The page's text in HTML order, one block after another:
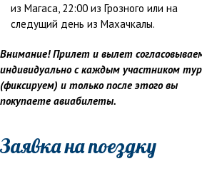
из Магаса, 22:00 из Грозного или на
следущий день из Махачкалы.
Внимание! Прилет и вылет
индивидуально с каждым участником
(фиксируем) и только после этого вы
покупаете авиабилеты.
Заявка на поездку